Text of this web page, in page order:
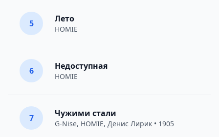
5 Лето
HOMIE
6 Недоступная
HOMIE
7 Чужими стали
G-Nise, HOMIE, Денис Лирик • 1905